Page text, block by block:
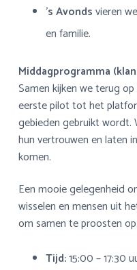
’s Avondsvieren
en familie.
Middagprogramma
Samen kijken we terug
eerste pilot tot het
gebieden gebruikt wordt.
hun vertrouwen en laten
komen.
Een mooie gelegenheid
wisselen en mensen uit
om samen te proosten
Tijd:15:00 – 17:30